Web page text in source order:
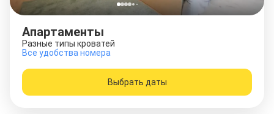
Апартаменты
Разные типы кроватей
Все удобства номера
Выбрать даты